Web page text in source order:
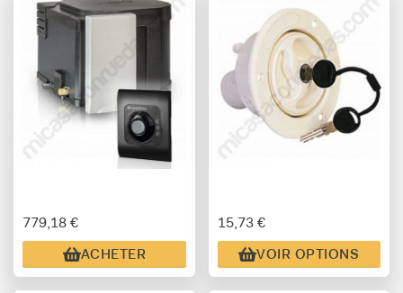
779,18 €
ACHETER
15,73 €
VOIR OPTIONS